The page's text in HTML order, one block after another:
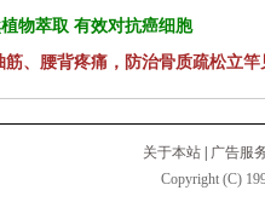
物萃取 有效对抗癌细胞
、腰背疼痛，防治骨质疏松立竿
关于本站
广告服
Copyright (C)